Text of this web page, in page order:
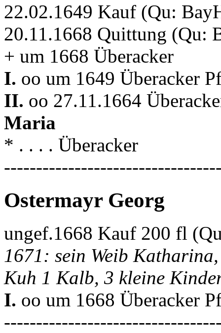
22.02.1649 Kauf (Qu:
20.11.1668 Quittung (Qu:
+ um 1668 Überacker
I. oo um 1649 Überacker
II. oo 27.11.1664
Maria
* . . . . Überacker
Ostermayr Georg
ungef.1668 Kauf 200 fl
1671: sein Weib
Kuh 1 Kalb, 3 kleine
I. oo um 1668 Überacker